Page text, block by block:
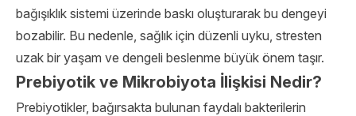
bağışıklık sistemi üzerinde baskı oluşturarak bu dengeyi
bozabilir. Bu nedenle, sağlık için düzenli uyku, stresten
uzak bir yaşam ve dengeli beslenme büyük önem taşır.
Prebiyotik ve Mikrobiyota İlişkisi Nedir?
Prebiyotikler, bağırsakta bulunan faydalı bakterilerin